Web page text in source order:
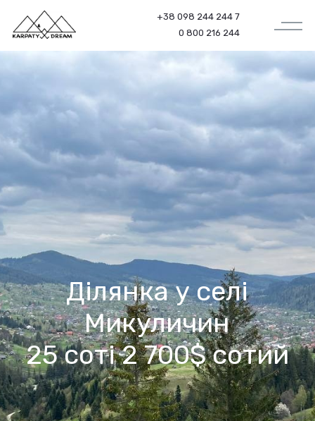
0 800 216 244
+38 098 244 244 7
Ділянка у селі
Микуличин
25 соті 2 700$ сотий